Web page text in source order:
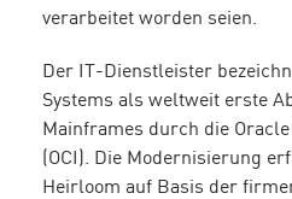
verarbeitet worden seien.
Der IT-Dienstleister
Systems als weltweit erste
Mainframes durch die
(OCI). Die Modernisierung
Heirloom auf Basis der